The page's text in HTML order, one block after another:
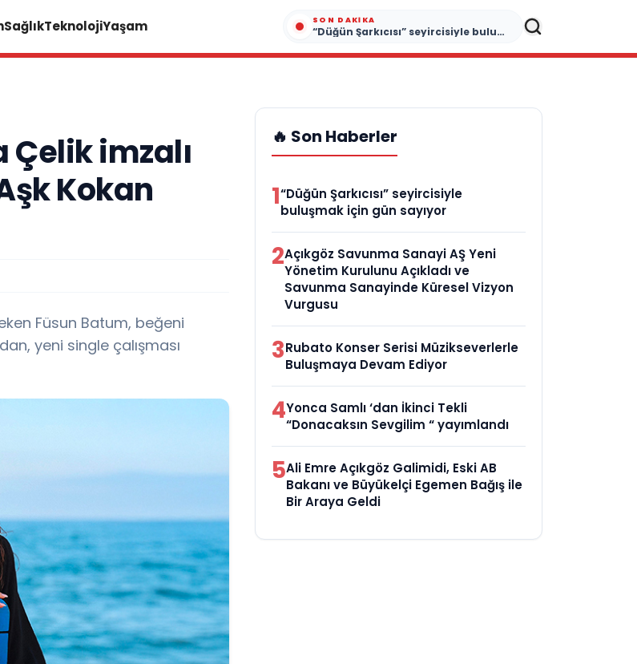
SağlıkTeknolojiYaşam SON DAKIKA
“Düğün Şarkıcısı” seyircisiyle buluşmak için gün sayıyor
Çelik imzalı
Kokan
Füsun Batum, beğeni
yeni single çalışması
🔥 Son Haberler
1“Düğün Şarkıcısı” seyircisiyle
buluşmak için gün sayıyor
2Açıkgöz Savunma Sanayi AŞ Yeni
Yönetim Kurulunu Açıkladı ve
Savunma Sanayinde Küresel Vizyon
Vurgusu
3Rubato Konser Serisi Müzikseverlerle
Buluşmaya Devam Ediyor
4Yonca Samlı ‘dan İkinci Tekli
“Donacaksın Sevgilim “ yayımlandı
5Ali Emre Açıkgöz Galimidi, Eski AB
Bakanı ve Büyükelçi Egemen Bağış ile
Bir Araya Geldi